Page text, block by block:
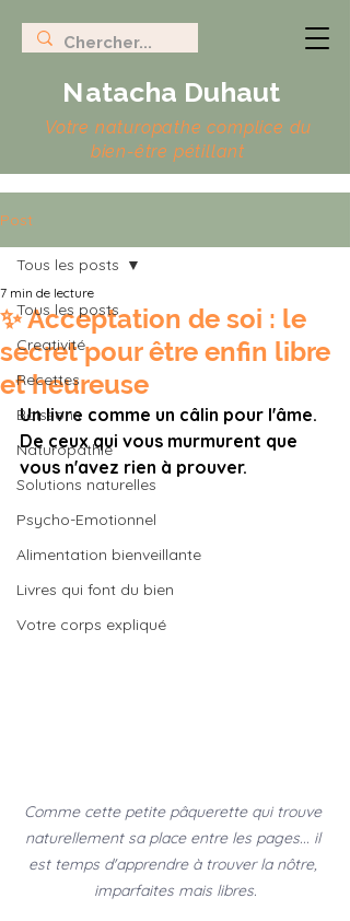
Natacha Duhaut
Votre naturopathe complice du
bien-être pétillant
Post
Tous les posts
Creativité
Recettes
Boissons
Naturopathie
Solutions naturelles
Psycho-Emotionnel
Alimentation bienveillante
Livres qui font du bien
Votre corps expliqué
Tous les posts
✨ Acceptation de soi : le
secret pour être enfin libre
et heureuse
7 min de lecture
Un livre comme un câlin pour l'âme.
De ceux qui vous murmurent que
vous n'avez rien à prouver.
Comme cette petite pâquerette qui trouve
naturellement sa place entre les pages... il
est temps d'apprendre à trouver la nôtre,
imparfaites mais libres.